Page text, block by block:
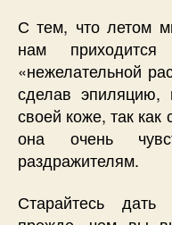
С тем, что летом
нам
«нежелательной
сделав эпиляцию,
своей коже, так
она очень
раздражителям.
Старайтесь дать